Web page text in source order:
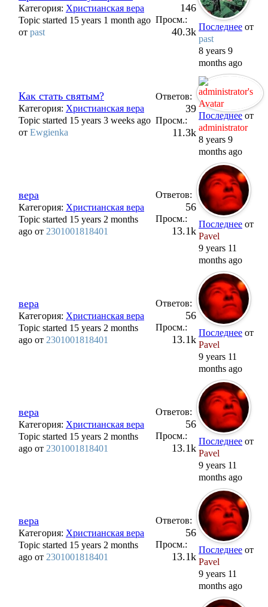
Категория: Христианская вера
Topic started 15 years 1 month ago
от past
146
Просм.:
40.3k Последнее от
past
8 years 9
months ago
Как стать святым?
Категория: Христианская вера
Topic started 15 years 3 weeks ago
от Ewgienka
Ответов:
39
Просм.:
11.3k
Последнее от
administrator
8 years 9
months ago
вера
Категория: Христианская вера
Topic started 15 years 2 months
ago от 2301001818401
Ответов:
56
Просм.:
13.1k
Последнее от
Pavel
9 years 11
months ago
вера
Категория: Христианская вера
Topic started 15 years 2 months
ago от 2301001818401
Ответов:
56
Просм.:
13.1k
Последнее от
Pavel
9 years 11
months ago
вера
Категория: Христианская вера
Topic started 15 years 2 months
ago от 2301001818401
Ответов:
56
Просм.:
13.1k
Последнее от
Pavel
9 years 11
months ago
вера
Категория: Христианская вера
Topic started 15 years 2 months
ago от 2301001818401
Ответов:
56
Просм.:
13.1k
Последнее от
Pavel
9 years 11
months ago